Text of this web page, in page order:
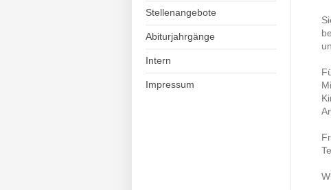
Stellenangebote
Abiturjahrgänge
Intern
Impressum